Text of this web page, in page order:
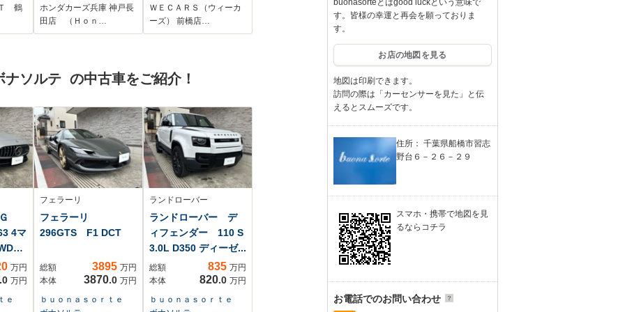
ア
ー
鶴
コ ETC バックカ
メラ サンルーフ
Bluetooth TV ワ
ホンダカーズ兵庫 神戸長
田店 （Ｈｏｎ…
ーレスエントリー/パ
ワーステアリング/マ
ロック/アクセサリー
ＷＥＣＡＲＳ（ウィーカ
ーズ） 前橋店…
ソルテ の中古車をご紹介！
Ｇ
4マ
万円
.0 万円
ｅ
フェラーリ
フェラーリ
296GTS F1 DCT
総額 3895 万円
本体
3870.0 万円
ｂｕｏｎａｓｏｒｔｅ
ランドローバー
ランドローバー デ
ィフェンダー 110 S
3.0L D350 ディーゼ...
総額 835 万円
本体
820.0 万円
ｂｕｏｎａｓｏｒｔｅ
buonasorteとはgood luckという意味で
す。皆様の幸運と再会を願っておりま
す。
お店の地図を見る
地図は印刷できます。
訪問の際は「カーセンサーを見た」と伝
えるとスムーズです。
住所： 千葉県船橋市習志
野台６－２６－２９
スマホ・携帯で地図を見
るならコチラ
お電話でのお問い合わせ